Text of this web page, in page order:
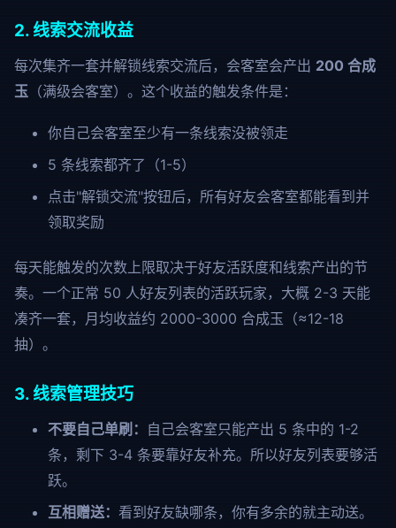
2. 线索交流收益
每次集齐一套并解锁线索交流后，会客室会产出 200 合成
玉 （满级会客室）。这个收益的触发条件是：
你自己会客室至少有一条线索没被领走
5 条线索都齐了（1-5）
点击"解锁交流"按钮后，所有好友会客室都能看到并
领取奖励
每天能触发的次数上限取决于好友活跃度和线索产出的节
奏。一个正常 50 人好友列表的活跃玩家，大概 2-3 天能
凑齐一套，月均收益约 2000-3000 合成玉（≈12-18
抽）。
3. 线索管理技巧
不要自己单刷： 自己会客室只能产出 5 条中的 1-2
条，剩下 3-4 条要靠好友补充。所以好友列表要够活
跃。
互相赠送： 看到好友缺哪条，你有多余的就主动送。